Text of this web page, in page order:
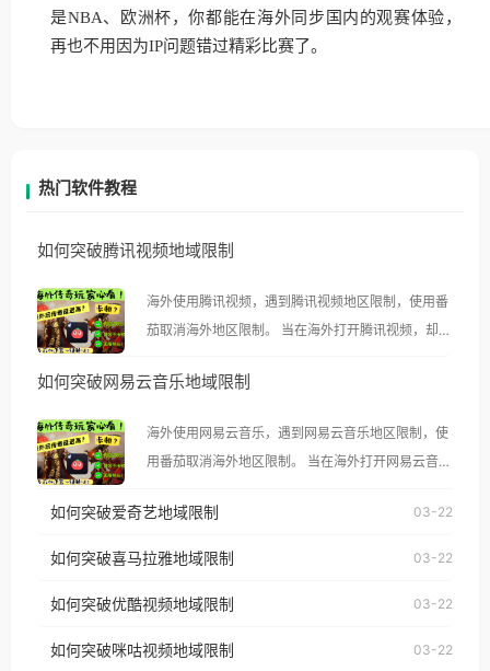
是NBA、欧洲杯，你都能在海外同步国内的观赛体验，
再也不用因为IP问题错过精彩比赛了。
热门软件教程
如何突破腾讯视频地域限制
海外使用腾讯视频，遇到腾讯视频地区限制，使用番
茄取消海外地区限制。 当在海外打开腾讯视频，却突
示语。 海外用户如香港、澳门、台湾、美国、加拿
像其他音乐平台一样，出现地区及版权限制问题，且
仅能在中国大陆地区播放。 遇到这个问题的朋友们，
使用番茄回国加速器，即可解决「海外用户收听腾讯
台湾、美国、加拿大、澳大利亚、欧洲等国家和地区
权限制所困扰。
如何突破网易云音乐地域限制
海外使用网易云音乐，遇到网易云音乐地区限制，使
用番茄取消海外地区限制。 当在海外打开网易云音
播放”的提示语。 海外用户如香港、澳门、台湾、美
国、加拿大、澳大利亚、欧洲等国家和地区时，网易
制问题，且仅能在中国大陆地区播放。 遇到这个问题
户收听网易云音乐地区版权限制」的问题，无论人在
如何突破爱奇艺地域限制 03-22
如何突破喜马拉雅地域限制 03-22
如何突破优酷视频地域限制 03-22
如何突破咪咕视频地域限制 03-22